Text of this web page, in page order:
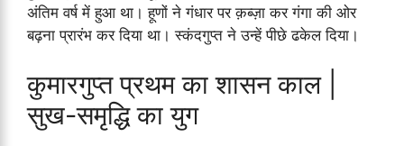
अंतिम वर्ष में हुआ था। हूणों ने गंधार पर क़ब्ज़ा कर गंगा की ओर
बढ़ना प्रारंभ कर दिया था। स्कंदगुप्त ने उन्हें पीछे ढकेल दिया।
कुमारगुप्त प्रथम का शासन काल |
सुख-समृद्धि का युग